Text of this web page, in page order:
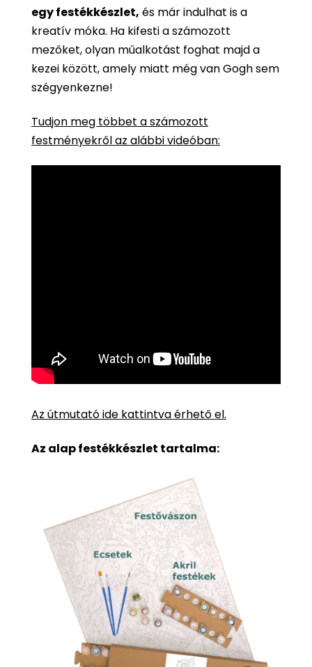
egy festékkészlet, és már indulhat is a
kreatív móka. Ha kifesti a számozott
mezőket, olyan műalkotást foghat majd a
kezei között, amely miatt még van Gogh sem
szégyenkezne!
Tudjon meg többet a számozott
festményekről az alábbi videóban:
Az útmutató ide kattintva érhető el.
Az alap festékkészlet tartalma: